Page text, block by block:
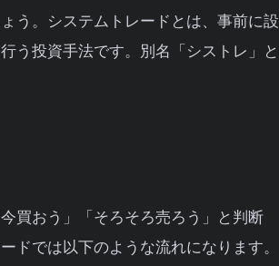
う。システムトレードとは、事前に設
う投資手法です。別名「シストレ」と
買おう」「そろそろ売ろう」と判断
ドでは以下のような流れになります。